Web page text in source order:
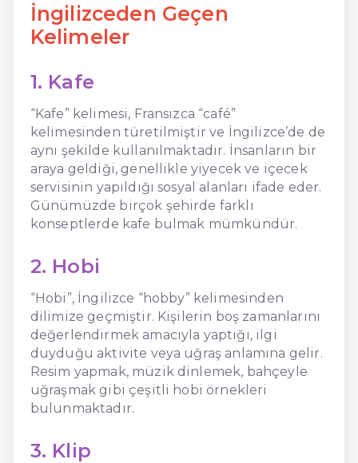
İngilizceden Geçen
Kelimeler
1. Kafe
“Kafe” kelimesi, Fransızca “café”
kelimesinden türetilmiştir ve İngilizce’de de
aynı şekilde kullanılmaktadır. İnsanların bir
araya geldiği, genellikle yiyecek ve içecek
servisinin yapıldığı sosyal alanları ifade eder.
Günümüzde birçok şehirde farklı
konseptlerde kafe bulmak mümkündür.
2. Hobi
“Hobi”, İngilizce “hobby” kelimesinden
dilimize geçmiştir. Kişilerin boş zamanlarını
değerlendirmek amacıyla yaptığı, ilgi
duyduğu aktivite veya uğraş anlamına gelir.
Resim yapmak, müzik dinlemek, bahçeyle
uğraşmak gibi çeşitli hobi örnekleri
bulunmaktadır.
3. Klip